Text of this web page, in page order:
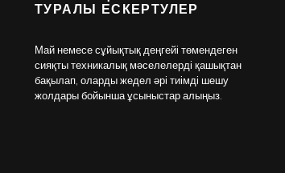
ТУРАЛЫ ЕСКЕРТУЛЕР
Май немесе сұйықтық деңгейі төмендеген
сияқты техникалық мәселелерді қашықтан
бақылап, оларды жедел әрі тиімді шешу
жолдары бойынша ұсыныстар алыңыз.